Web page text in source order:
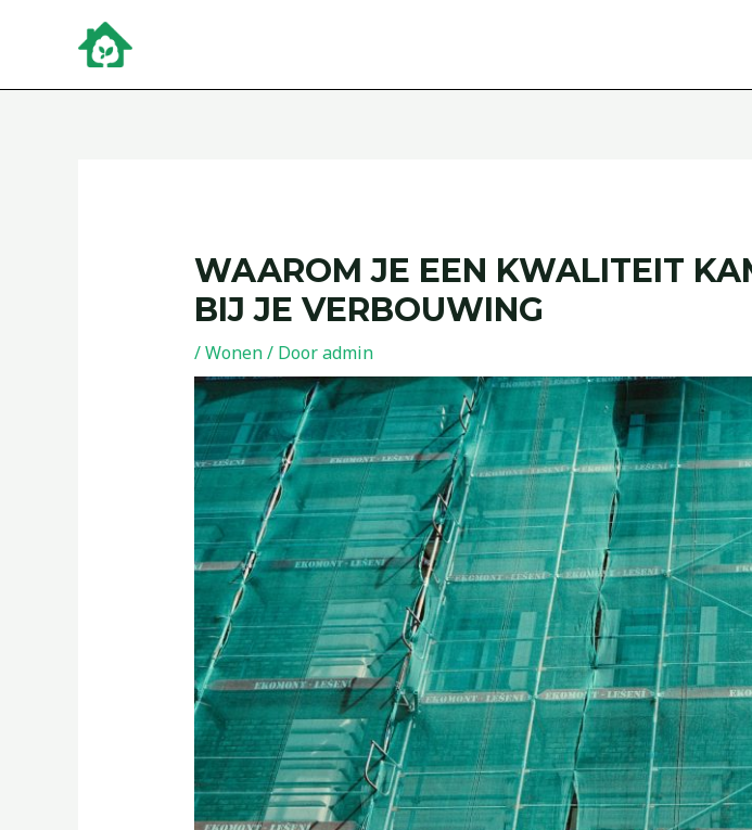
WAAROM JE EEN KWALITEIT
BIJ JE VERBOUWING
/Wonen/ Dooradmin
navigatie